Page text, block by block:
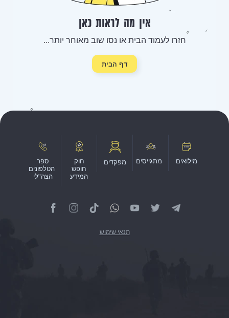
אין מה לראות כאן
חזרו לעמוד הבית או נסו שוב מאוחר יותר...
דף הבית
מילואים מתגייסים מפקדים
חוק
חופש
המידע
ספר
הטלפונים
הצה"לי
תנאי שימוש